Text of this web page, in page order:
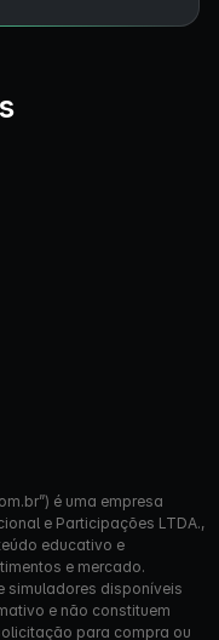
é uma empresa
e Participações LTDA.,
educativo e
e mercado.
simuladores disponíveis
e não constituem
para compra ou